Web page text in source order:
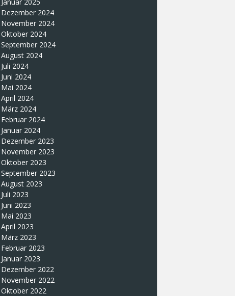
Dezember 2024
November 2024
Oktober 2024
September 2024
August 2024
Juli 2024
Juni 2024
Mai 2024
April 2024
März 2024
Februar 2024
Januar 2024
Dezember 2023
November 2023
Oktober 2023
September 2023
August 2023
Juli 2023
Juni 2023
Mai 2023
April 2023
März 2023
Februar 2023
Januar 2023
Dezember 2022
November 2022
Oktober 2022